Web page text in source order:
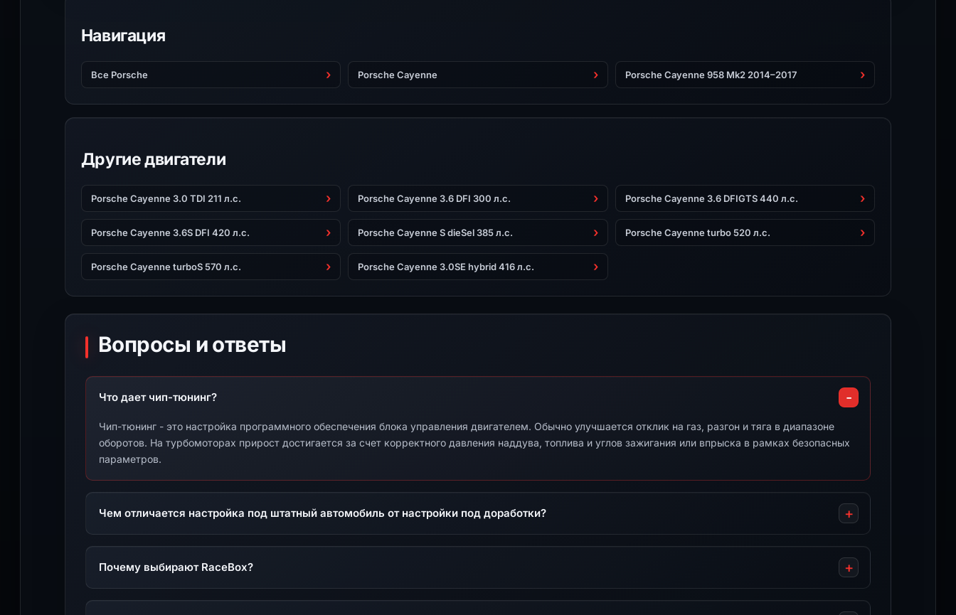
Навигация
Все Porsche Porsche Cayenne Porsche Cayenne 958 Mk2 2014–2017
Другие двигатели
Porsche Cayenne 3.0 TDI 211 л.с. Porsche Cayenne 3.6 DFI 300 л.с. Porsche Cayenne 3.6 DFIGTS 440 л.с.
Porsche Cayenne 3.6S DFI 420 л.с. Porsche Cayenne S dieSel 385 л.с. Porsche Cayenne turbo 520 л.с.
Porsche Cayenne turboS 570 л.с. Porsche Cayenne 3.0SE hybrid 416 л.с.
Вопросы и ответы
Что дает чип-тюнинг?
Чип-тюнинг - это настройка программного обеспечения блока управления двигателем. Обычно улучшается отклик на газ, разгон и тяга в диапазоне
оборотов. На турбомоторах прирост достигается за счет корректного давления наддува, топлива и углов зажигания или впрыска в рамках безопасных
параметров.
Чем отличается настройка под штатный автомобиль от настройки под доработки?
Почему выбирают RaceBox?